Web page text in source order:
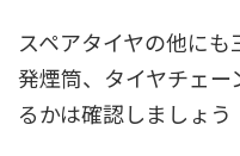
スペアタイヤの他にも
発煙筒、タイヤチェ
るかは確認しましょう